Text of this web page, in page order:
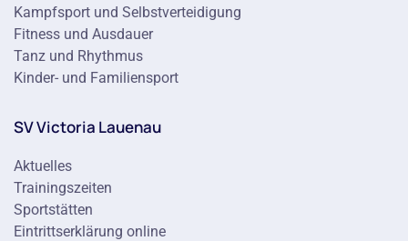
Kampfsport und Selbstverteidigung
Fitness und Ausdauer
Tanz und Rhythmus
Kinder- und Familiensport
SV Victoria Lauenau
Aktuelles
Trainingszeiten
Sportstätten
Eintrittserklärung online